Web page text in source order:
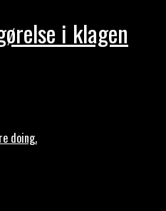
i klagen
doing.